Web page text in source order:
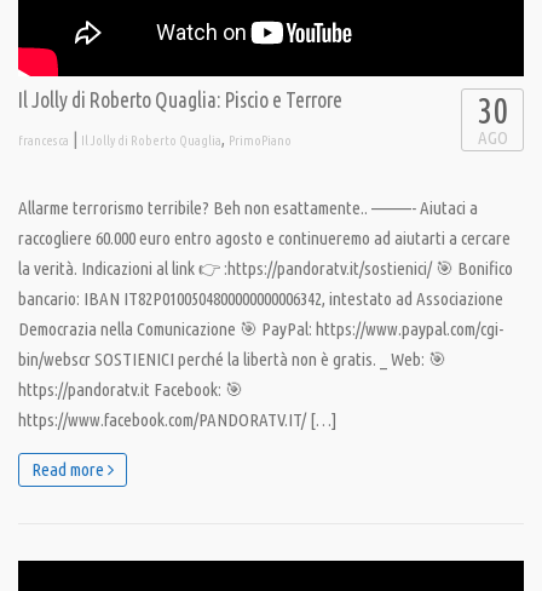
Il Jolly di Roberto Quaglia: Piscio e Terrore
francesca | Il Jolly di Roberto Quaglia, PrimoPiano
30
AGO
Allarme terrorismo terribile? Beh non esattamente.. ———- Aiutaci a
raccogliere 60.000 euro entro agosto e continueremo ad aiutarti a cercare
la verità. Indicazioni al link 👉 :https://pandoratv.it/sostienici/ 🎯 Bonifico
bancario: IBAN IT82P0100504800000000006342, intestato ad Associazione
Democrazia nella Comunicazione 🎯 PayPal: https://www.paypal.com/cgi-
bin/webscr SOSTIENICI perché la libertà non è gratis. _ Web: 🎯
https://pandoratv.it Facebook: 🎯
https://www.facebook.com/PANDORATV.IT/ […]
Read more